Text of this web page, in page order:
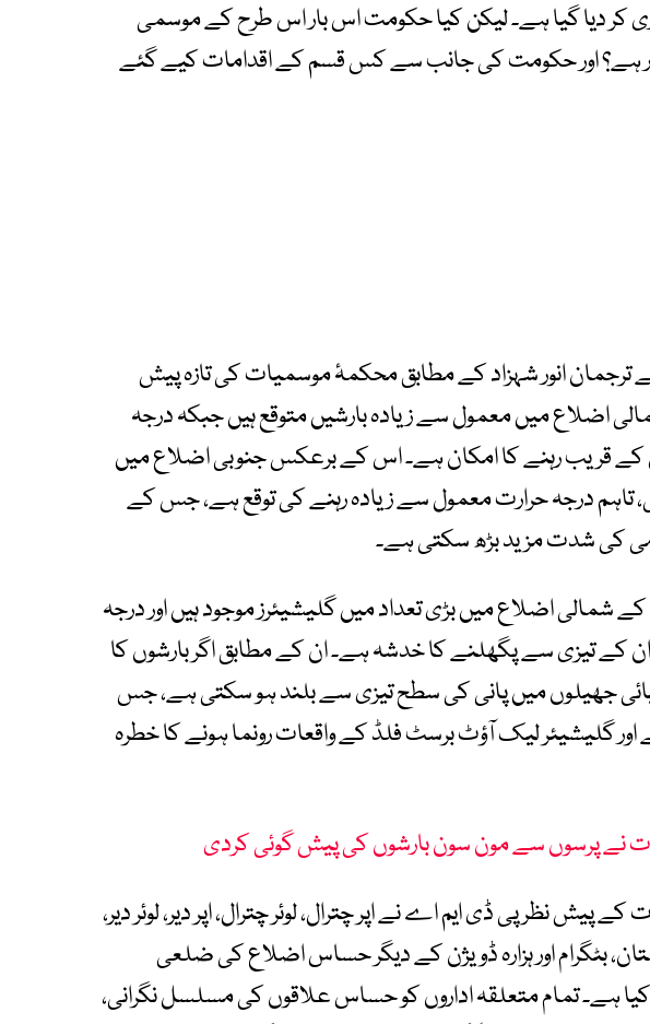
کر دیا گیا ہے۔ لیکن کیا حکومت اس بار اس طرح کے موسمی
ہے؟ اور حکومت کی جانب سے کس قسم کے اقدامات کیے گئے
ترجمان انور شہزاد کے مطابق محکمۂ موسمیات کی تازہ پیش
اضلاع میں معمول سے زیادہ بارشیں متوقع ہیں جبکہ درجہ
کے قریب رہنے کا امکان ہے۔ اس کے برعکس جنوبی اضلاع میں
تاہم درجہ حرارت معمول سے زیادہ رہنے کی توقع ہے، جس کے
کی شدت مزید بڑھ سکتی ہے۔
کے شمالی اضلاع میں بڑی تعداد میں گلیشیئرز موجود ہیں اور درجہ
کے تیزی سے پگھلنے کا خدشہ ہے۔ ان کے مطابق اگر بارشوں کا
جھیلوں میں پانی کی سطح تیزی سے بلند ہو سکتی ہے، جس
اور گلیشیئر لیک آؤٹ برسٹ فلڈ کے واقعات رونما ہونے کا خطرہ
نے پرسوں سے مون سون بارشوں کی پیش گوئی کردی
پیش نظر پی ڈی ایم اے نے اپر چترال، لوئر چترال، اپر دیر، لوئر دیر،
بٹگرام اور ہزارہ ڈویژن کے دیگر حساس اضلاع کی ضلعی
ہے۔ تمام متعلقہ اداروں کو حساس علاقوں کی مسلسل نگرانی،